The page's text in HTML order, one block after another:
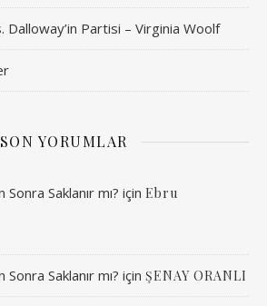
Dalloway’in Partisi – Virginia Woolf
SON YORUMLAR
Sonra Saklanır mı? için Ebru
Sonra Saklanır mı? için ŞENAY ORANLI